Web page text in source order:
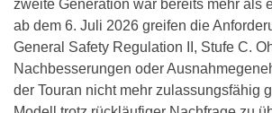
zweite Generation war bereits mehr als
ab dem 6. Juli 2026 greifen die
General Safety Regulation II, Stufe C.
Nachbesserungen oder
der Touran nicht mehr zulassungsfähig